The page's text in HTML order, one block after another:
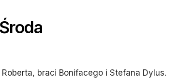
braci Bonifacego i Stefana Dylus.